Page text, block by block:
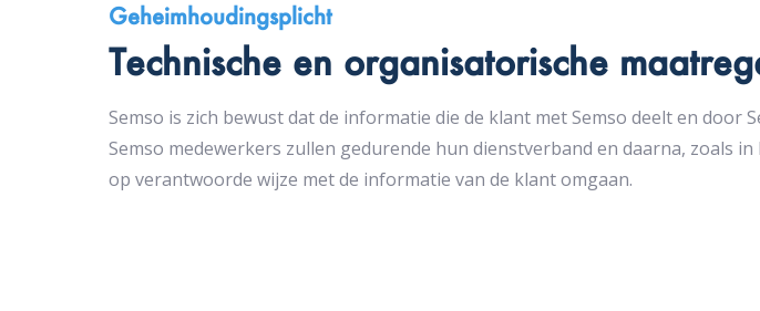
Geheimhoudingsplicht
Technische en organisatorische
Semso is zich bewust dat de informatie die de klant met Semso deelt en
Semso medewerkers zullen gedurende hun dienstverband en daarna, zoals
op verantwoorde wijze met de informatie van de klant omgaan.